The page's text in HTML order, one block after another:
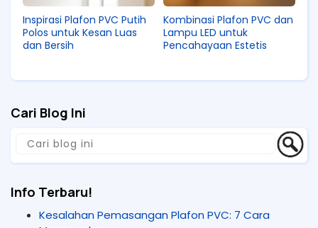
Inspirasi Plafon PVC Putih
Polos untuk Kesan Luas
dan Bersih
Kombinasi Plafon PVC dan
Lampu LED untuk
Pencahayaan Estetis
Cari Blog Ini
Info Terbaru!
Kesalahan Pemasangan Plafon PVC: 7 Cara